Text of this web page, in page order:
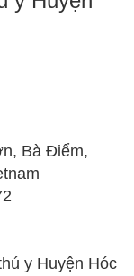
Bà Điểm,
y Huyện Hóc